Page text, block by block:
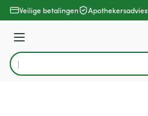
Ga naar de inhoud
Veilige betalingen Apothekersadvies
Menu
Product, merk, categorie...